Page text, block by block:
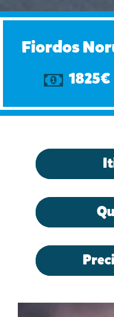
Fiordos
1825€